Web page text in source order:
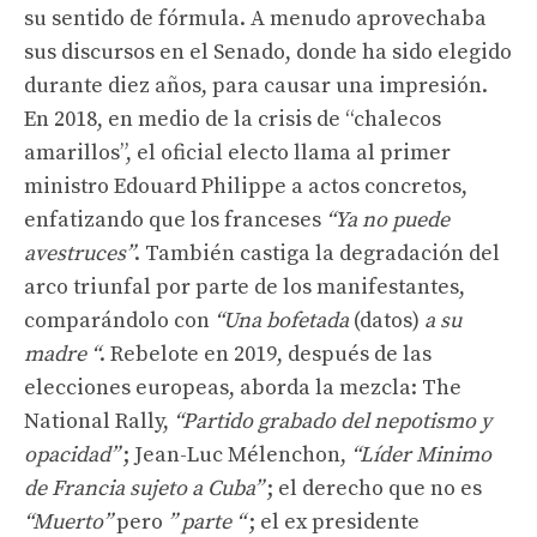
su sentido de fórmula. A menudo aprovechaba
sus discursos en el Senado, donde ha sido elegido
durante diez años, para causar una impresión.
En 2018, en medio de la crisis de “chalecos
amarillos”, el oficial electo llama al primer
ministro Edouard Philippe a actos concretos,
enfatizando que los franceses “Ya no puede
avestruces”. También castiga la degradación del
arco triunfal por parte de los manifestantes,
comparándolo con “Una bofetada (datos) a su
madre “. Rebelote en 2019, después de las
elecciones europeas, aborda la mezcla: The
National Rally, “Partido grabado del nepotismo y
opacidad”; Jean-Luc Mélenchon, “Líder Minimo
de Francia sujeto a Cuba”; el derecho que no es
“Muerto”pero ” parte “; el ex presidente